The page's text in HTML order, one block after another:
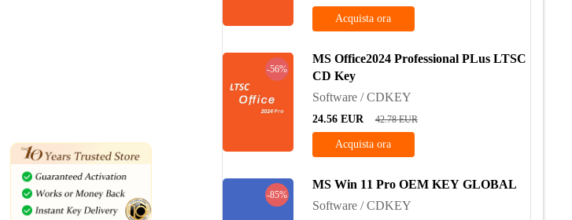
Acquista ora
-56%
MS Office2024 Professional PLus LTSC
CD Key
Software / CDKEY
24.56 EUR 42.78 EUR
Acquista ora
-85%
MS Win 11 Pro OEM KEY GLOBAL
Software / CDKEY